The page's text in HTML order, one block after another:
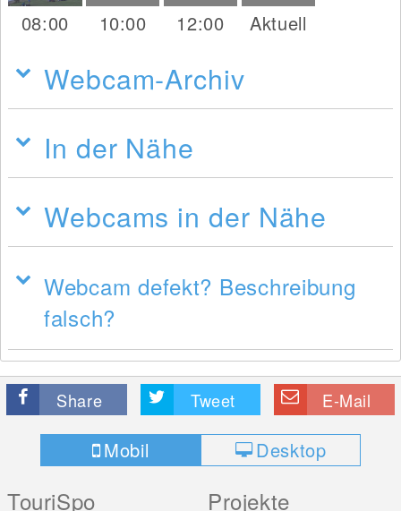
08:00 10:00 12:00 Aktuell
Webcam-Archiv
In der Nähe
Webcams in der Nähe
Webcam defekt? Beschreibung
falsch?
Share Tweet E-Mail
Mobil Desktop
TouriSpo Projekte